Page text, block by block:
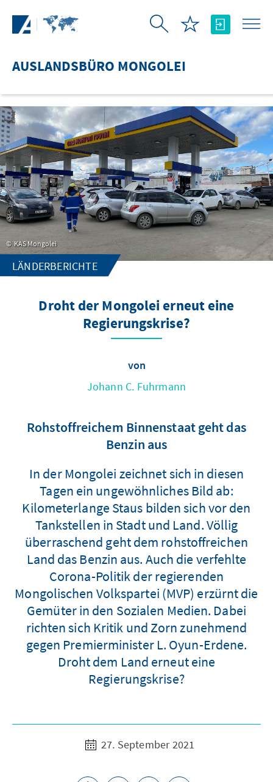
AUSLANDSBÜRO MONGOLEI
KAS Mongolei
LÄNDERBERICHTE
Droht der Mongolei erneut eine
Regierungskrise?
von
Johann C. Fuhrmann
Rohstoffreichem Binnenstaat geht das
Benzin aus
In der Mongolei zeichnet sich in diesen
Tagen ein ungewöhnliches Bild ab:
Kilometerlange Staus bilden sich vor den
Tankstellen in Stadt und Land. Völlig
überraschend geht dem rohstoffreichen
Land das Benzin aus. Auch die verfehlte
Corona-Politik der regierenden
Mongolischen Volkspartei (MVP) erzürnt die
Gemüter in den Sozialen Medien. Dabei
richten sich Kritik und Zorn zunehmend
gegen Premierminister L. Oyun-Erdene.
Droht dem Land erneut eine
Regierungskrise?
27. September 2021